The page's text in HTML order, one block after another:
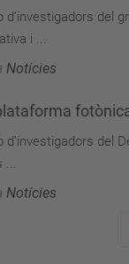
d’investigadors del
i ...
Notícies
d’investigadors del
...
Notícies